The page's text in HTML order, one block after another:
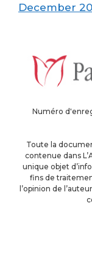
December
Numéro
Toute la
contenue dans
unique objet
fins de
l’opinion de